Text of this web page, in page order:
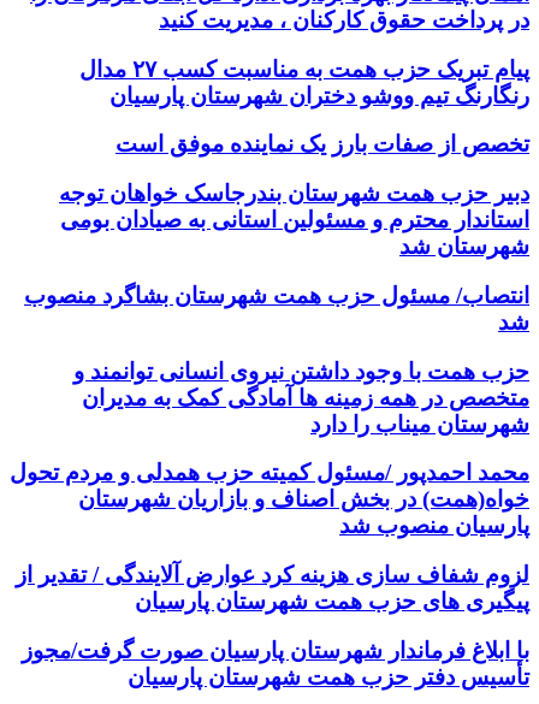
در پرداخت حقوق کارکنان ، مدیریت کنید
پیام تبریک حزب همت به مناسبت کسب ۲۷ مدال
رنگارنگ تیم ووشو دختران شهرستان پارسیان
تخصص از صفات بارز یک نماینده موفق است
دبیر حزب همت شهرستان بندرجاسک خواهان توجه
استاندار محترم و مسئولین استانی به صیادان بومی
شهرستان شد
انتصاب/ مسئول حزب همت شهرستان بشاگرد منصوب
شد
حزب همت با وجود داشتن نیروی انسانی توانمند و
متخصص در همه زمینه ها آمادگی کمک به مدیران
شهرستان میناب را دارد
محمد احمدپور /مسئول کمیته حزب همدلی و مردم تحول
خواه(همت) در بخش اصناف و بازاریان شهرستان
پارسیان منصوب شد
لزوم شفاف سازی هزینه کرد عوارض آلایندگی / تقدیر از
پیگیری های حزب همت شهرستان پارسیان
با ابلاغ فرماندار شهرستان پارسیان صورت گرفت/مجوز
تأسیس دفتر حزب همت شهرستان پارسیان